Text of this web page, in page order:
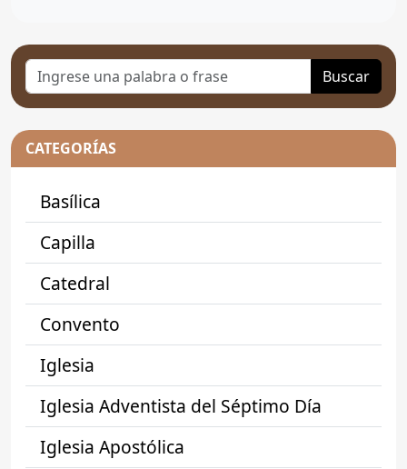
Buscar
CATEGORÍAS
Basílica
Capilla
Catedral
Convento
Iglesia
Iglesia Adventista del Séptimo Día
Iglesia Apostólica